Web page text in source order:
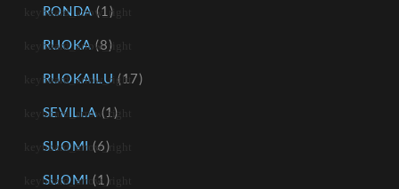
RONDA (1)
RUOKA (8)
RUOKAILU (17)
SEVILLA (1)
SUOMI (6)
SUOMI (1)